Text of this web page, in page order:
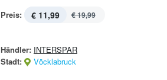
Preis: € 11,99 € 19,99
Händler: INTERSPAR
Stadt:
Vöcklabruck